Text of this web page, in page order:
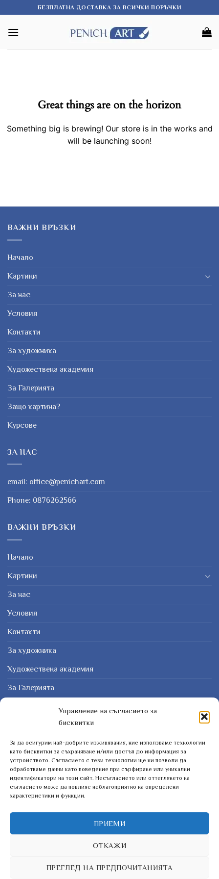
Управление на съгласието за
бисквитки
За да осигурим най-добрите изживявания, ние използваме технологии
като бисквитки за съхраняване и/или достъп до информация за
устройството. Съгласието с тези технологии ще ни позволи да
обработваме данни като поведение при сърфиране или уникални
идентификатори на този сайт. Несъгласието или оттеглянето на
съгласието може да повлияе неблагоприятно на определени
характеристики и функции.
ПРИЕМИ
ОТКАЖИ
ПРЕГЛЕД НА ПРЕДПОЧИТАНИЯТА
to
content
БЕЗПЛАТНА ДОСТАВКА ЗА ВСИЧКИ ПОРЪЧКИ
Great things are on the horizon
Something big is brewing! Our store is in the works and
will be launching soon!
ВАЖНИ ВРЪЗКИ
Начало
Картини
За нас
Условия
Контакти
За художника
Художествена академия
За Галерията
Защо картина?
Курсове
ЗА НАС
email: office@penichart.com
Phone: 0876262566
ВАЖНИ ВРЪЗКИ
Начало
Картини
За нас
Условия
Контакти
За художника
Художествена академия
За Галерията
Защо картина?
ЗАПИШЕТЕ СЕ ЗА НАШИЯТ БЮЛЕТИН